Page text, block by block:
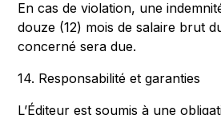
En cas de violation, une
douze (12) mois de salaire brut
concerné sera due.
14. Responsabilité et garanties
L’Éditeur est soumis à une